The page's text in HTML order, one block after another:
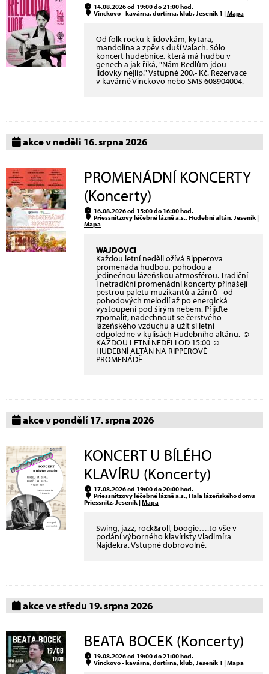
14.08.2026 od 19:00 do 21:00 hod.
Vinckovo - kavárna, dortírna, klub, Jeseník 1 |Mapa
Od folk rocku k lidovkám, kytara,
mandolína a zpěv s duší Valach. Sólo
koncert hudebníce, která má hudbu v
genech a jak říká, "Nám Redlům jdou
lidovky nejlíp." Vstupné 200,- Kč. Rezervace
v kavárně Vinckovo nebo SMS 608904004.
akce v neděli 16. srpna 2026
PROMENÁDNÍ KONCERTY
(Koncerty)
16.08.2026 od 15:00 do 16:00 hod.
Priessnitzovy léčebné lázně a.s., Hudební altán, Jeseník |
Mapa
WAJDOVCI
Každou letní neděli ožívá Ripperova
promenáda hudbou, pohodou a
jedinečnou lázeňskou atmosférou. Tradiční
i netradiční promenádní koncerty přinášejí
pestrou paletu muzikantů a žánrů - od
pohodových melodií až po energická
vystoupení pod širým nebem. Přijďte
zpomalit, nadechnout se čerstvého
lázeňského vzduchu a užít si letní
odpoledne v kulisách Hudebního altánu. ☺
KAŽDOU LETNÍ NEDĚLI OD 15:00 ☺
HUDEBNÍ ALTÁN NA RIPPEROVĚ
PROMENÁDĚ
akce v pondělí 17. srpna 2026
KONCERT U BÍLÉHO
KLAVÍRU (Koncerty)
17.08.2026 od 19:00 do 20:00 hod.
Priessnitzovy léčebné lázně a.s., Hala lázeňského domu
Priessnitz, Jeseník |Mapa
Swing, jazz, rock&roll, boogie….to vše v
podání výborného klavíristy Vladimíra
Najdekra. Vstupné dobrovolné.
akce ve středu 19. srpna 2026
BEATA BOCEK (Koncerty)
19.08.2026 od 19:00 do 21:00 hod.
Vinckovo - kavárna, dortírna, klub, Jeseník 1 |Mapa